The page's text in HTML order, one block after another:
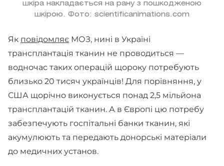
шкіра накладається на рану з пошкодженою
шкірою. Фото: scientificanimations.com
Як повідомляє МОЗ, нині в Україні
трансплантація тканин не проводиться —
водночас таких операцій щороку потребують
близько 20 тисяч українців! Для порівняння, у
США щорічно виконується понад 2,5 мільйона
трансплантацій тканин. А в Європі цю потребу
забезпечують госпітальні банки тканин, які
акумулюють та передають донорські матеріали
до медичних установ.